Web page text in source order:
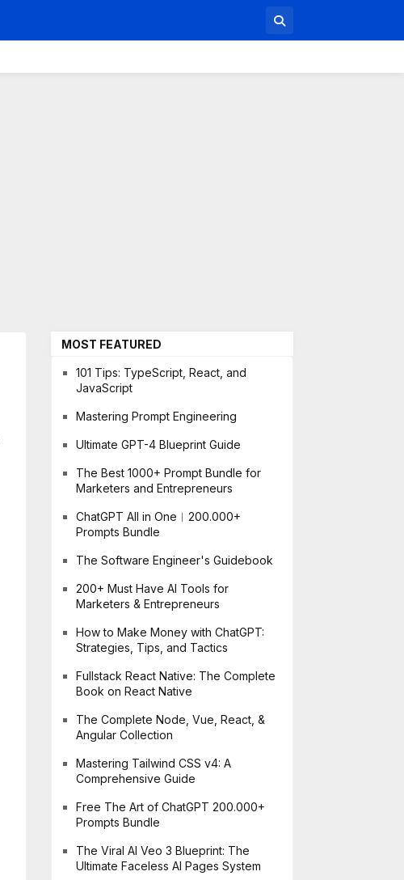
MOST FEATURED
101 Tips: TypeScript, React, and
JavaScript
Mastering Prompt Engineering
Ultimate GPT-4 Blueprint Guide
The Best 1000+ Prompt Bundle for
Marketers and Entrepreneurs
ChatGPT All in One︱200.000+
Prompts Bundle
The Software Engineer's Guidebook
200+ Must Have AI Tools for
Marketers & Entrepreneurs
How to Make Money with ChatGPT:
Strategies, Tips, and Tactics
Fullstack React Native: The Complete
Book on React Native
The Complete Node, Vue, React, &
Angular Collection
Mastering Tailwind CSS v4: A
Comprehensive Guide
Free The Art of ChatGPT 200.000+
Prompts Bundle
The Viral AI Veo 3 Blueprint: The
Ultimate Faceless AI Pages System